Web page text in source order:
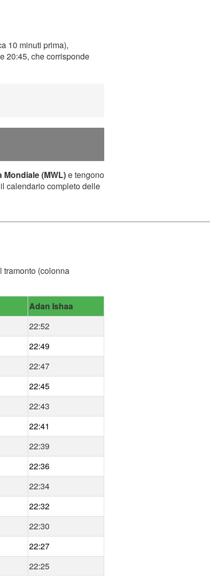
10 minuti prima),
20:45, che corrisponde
Mondiale (MWL)e tengono
calendario completo delle
tramonto (colonna
Adan Ishaa
22:52
22:49
22:47
22:45
22:43
22:41
22:39
22:36
22:34
22:32
22:30
22:27
22:25